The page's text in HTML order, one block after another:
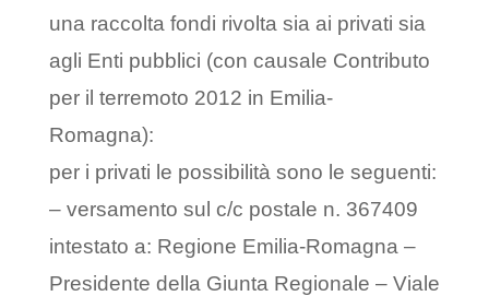
una raccolta fondi rivolta sia ai privati sia
agli Enti pubblici (con causale Contributo
per il terremoto 2012 in Emilia-
Romagna):
per i privati le possibilità sono le seguenti:
– versamento sul c/c postale n. 367409
intestato a: Regione Emilia-Romagna –
Presidente della Giunta Regionale – Viale